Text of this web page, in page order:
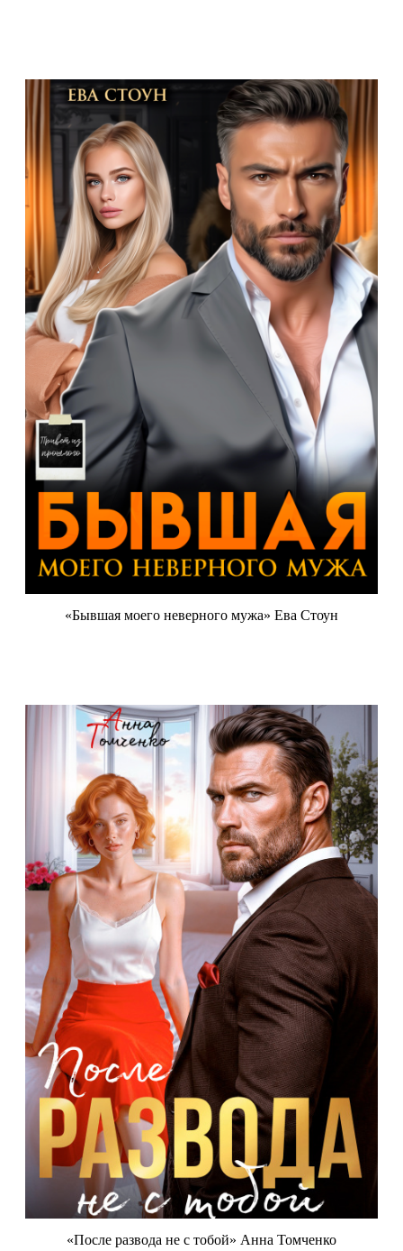
«Бывшая моего неверного мужа» Ева Стоун
«После развода не с тобой» Анна Томченко